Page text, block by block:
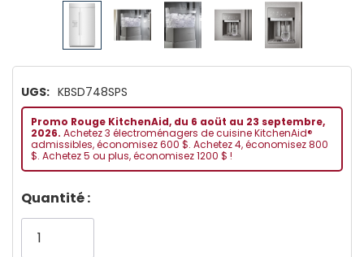
UGS: KBSD748SPS
Promo Rouge KitchenAid, du 6 aoüt au 23 septembre,
2026. Achetez 3 électroménagers de cuisine KitchenAid®
admissibles, économisez 600 $. Achetez 4, économisez 800
$. Achetez 5 ou plus, économisez 1200 $ !
Dépêchez-
vous!
Quantité :